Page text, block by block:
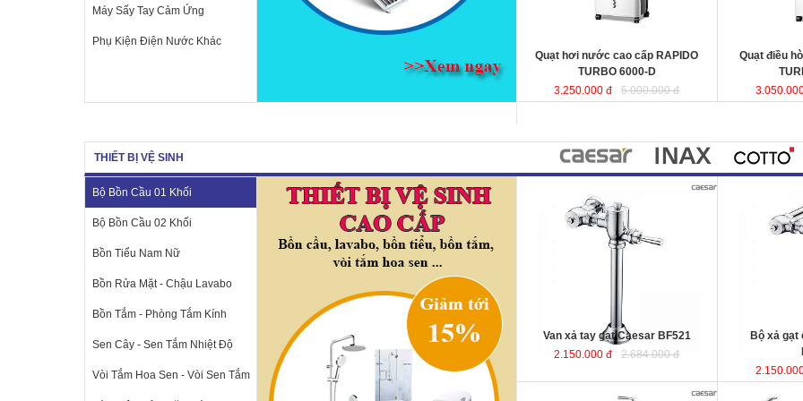
Máy Sấy Tay Cảm Ứng
Phụ Kiện Điện Nước Khác
hợp cho phòng ngủ.
: 440x340x970mm
Quạt hơi nước cao cấp RAPIDO
TURBO 6000-D
3.250.000 đ
5.000.000 đ
Quạt điều
THIẾT BỊ VỆ SINH
Bộ Bồn Cầu 01 Khối
Bộ Bồn Cầu 02 Khối
Bồn Tiểu Nam Nữ
Bồn Rửa Mặt - Chậu Lavabo
Bồn Tắm - Phòng Tắm Kính
Sen Cây - Sen Tắm Nhiệt Độ
Vòi Tắm Hoa Sen - Vòi Sen Tắm
Van xả tay gạt Caesar BF521
2.150.000 đ
2.684.000 đ
Bộ xả gạt